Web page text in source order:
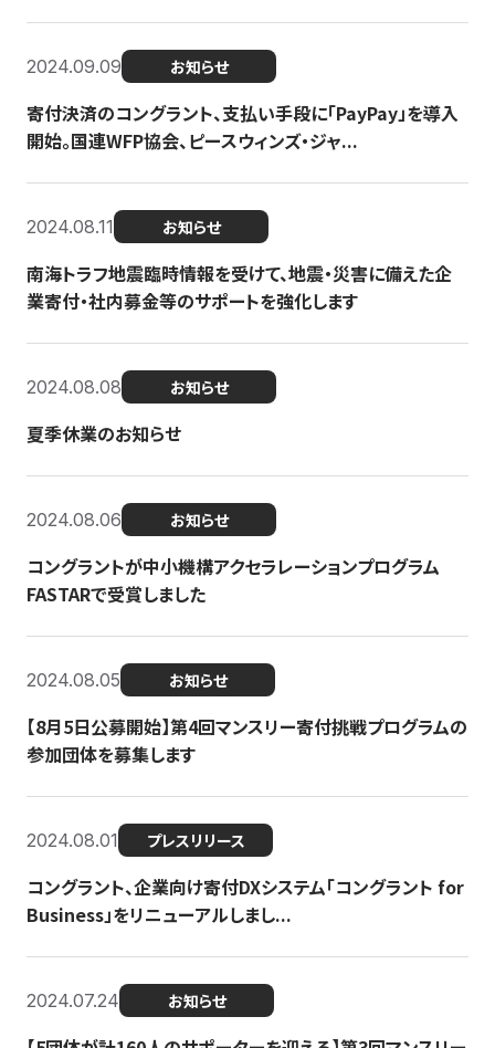
2024.09.09 お知らせ
寄付決済のコングラント、支払い手段に「PayPay」を導入
開始。国連WFP協会、ピースウィンズ・ジャ...
2024.08.11 お知らせ
南海トラフ地震臨時情報を受けて、地震・災害に備えた企
業寄付・社内募金等のサポートを強化します
2024.08.08 お知らせ
夏季休業のお知らせ
2024.08.06 お知らせ
コングラントが中小機構アクセラレーションプログラム
FASTARで受賞しました
2024.08.05 お知らせ
【8月5日公募開始】第4回マンスリー寄付挑戦プログラムの
参加団体を募集します
2024.08.01 プレスリリース
コングラント、企業向け寄付DXシステム「コングラント for
Business」をリニューアルしまし...
2024.07.24 お知らせ